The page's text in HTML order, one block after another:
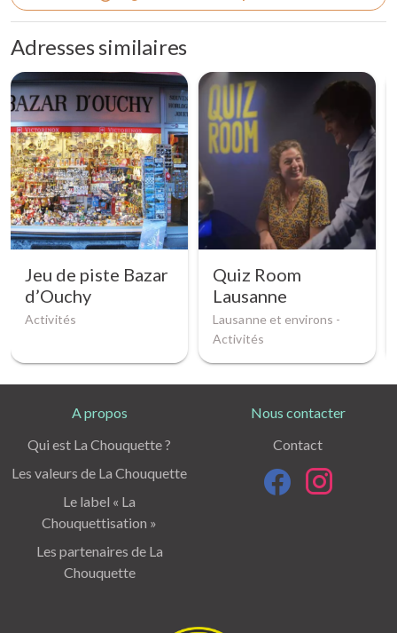
Adresses similaires
Jeu de piste Bazar
d’Ouchy
Activités
Quiz Room
Lausanne
Lausanne et environs -
Activités
A propos
Qui est La Chouquette ?
Les valeurs de La Chouquette
Le label « La
Chouquettisation »
Les partenaires de La
Chouquette
Nous contacter
Contact